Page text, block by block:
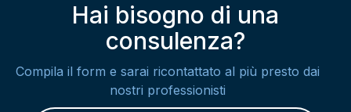
Hai bisogno di una
consulenza?
Compila il form e sarai ricontattato al più presto dai
nostri professionisti